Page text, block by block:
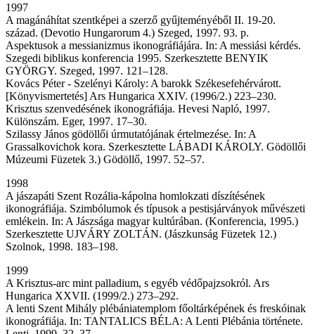
1997
A magánáhítat szentképei a szerző gyűjteményéből II. 19-20.
század. (Devotio Hungarorum 4.) Szeged, 1997. 93. p.
Aspektusok a messianizmus ikonográfiájára. In: A messiási kérdés.
Szegedi biblikus konferencia 1995. Szerkesztette BENYIK
GYÖRGY. Szeged, 1997. 121–128.
Kovács Péter - Szelényi Károly: A barokk Székesefehérvárott.
[Könyvismertetés] Ars Hungarica XXIV. (1996/2.) 223–230.
Krisztus szenvedésének ikonográfiája. Hevesi Napló, 1997.
Különszám. Eger, 1997. 17–30.
Szilassy János gödöllői úrmutatójának értelmezése. In: A
Grassalkovichok kora. Szerkesztette LÁBADI KÁROLY. Gödöllői
Múzeumi Füzetek 3.) Gödöllő, 1997. 52–57.
1998
A jászapáti Szent Rozália-kápolna homlokzati díszítésének
ikonográfiája. Szimbólumok és típusok a pestisjárványok művészeti
emlékein. In: A Jászsága magyar kultúrában. (Konferencia, 1995.)
Szerkesztette UJVÁRY ZOLTÁN. (Jászkunság Füzetek 12.)
Szolnok, 1998. 183–198.
1999
A Krisztus-arc mint palladium, s egyéb védőpajzsokról. Ars
Hungarica XXVII. (1999/2.) 273–292.
A lenti Szent Mihály plébániatemplom főoltárképének és freskóinak
ikonográfiája. In: TANTALICS BÉLA: A Lenti Plébánia története.